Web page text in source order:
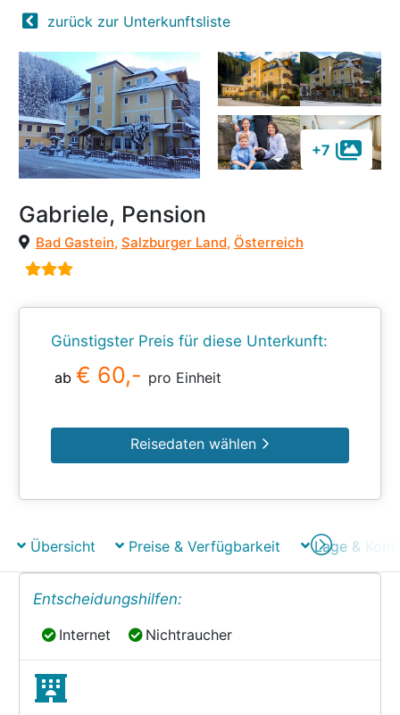
zurück zur Unterkunftsliste
+7
Gabriele, Pension
Bad Gastein, Salzburger Land, Österreich
Günstigster Preis für diese Unterkunft:
ab € 60,- pro Einheit
Reisedaten wählen
Übersicht Preise & Verfügbarkeit Lage &
Entscheidungshilfen:
Internet
Internet Nichtraucher
Nichtraucher